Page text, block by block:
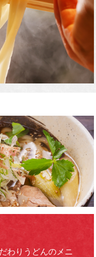
わりうどんのメニ